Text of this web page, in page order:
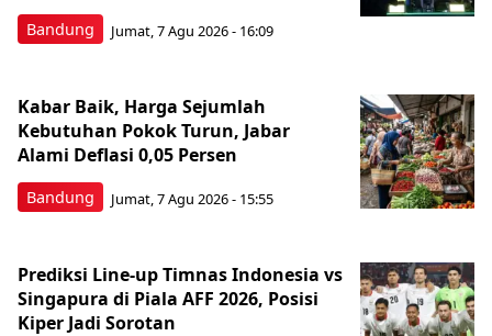
Bandung Jumat, 7 Agu 2026 - 16:09
Bandung
Kabar Baik, Harga Sejumlah
Kebutuhan Pokok Turun, Jabar
Alami Deflasi 0,05 Persen
Jumat, 7 Agu 2026 - 15:55
Prediksi Line-up Timnas Indonesia vs
Singapura di Piala AFF 2026, Posisi
Kiper Jadi Sorotan